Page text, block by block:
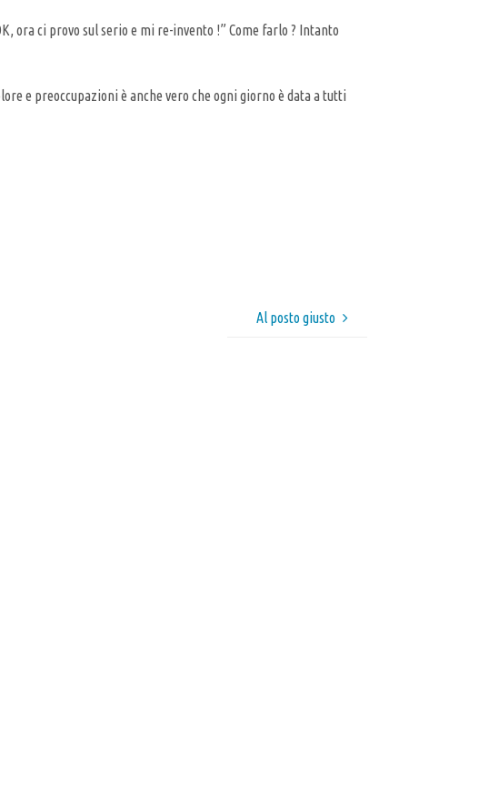
ora ci provo sul serio e mi re-invento !” Come farlo ? Intanto
e preoccupazioni è anche vero che ogni giorno è data a tutti
Al posto giusto